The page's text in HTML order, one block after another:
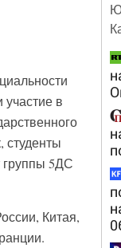
участие в
студенты
группы 5ДС
Китая,